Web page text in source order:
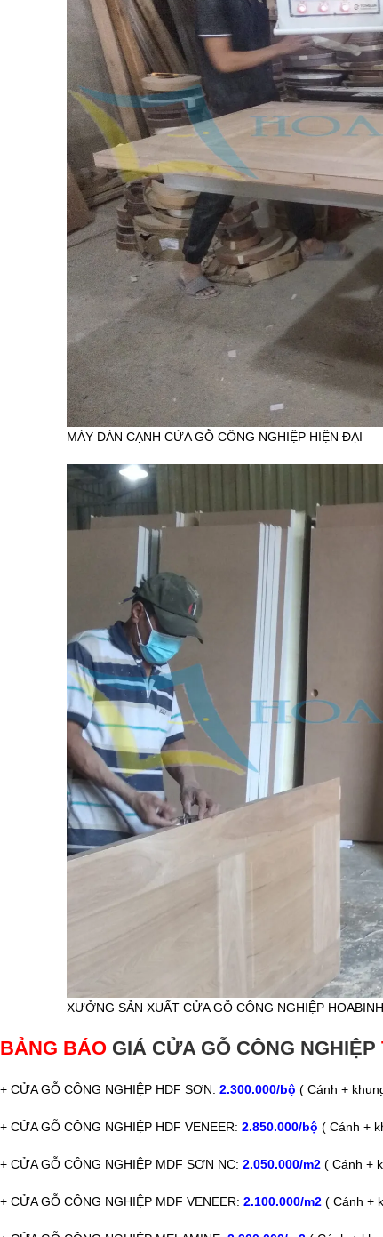
MÁY DÁN CẠNH CỬA GỖ CÔNG NGHIỆP HIỆN ĐẠI
XƯỞNG SẢN XUẤT CỬA GỖ CÔNG NGHIỆP
BẢNG BÁO GIÁ CỬA GỖ CÔNG NGHIỆP
+ CỬA GỖ CÔNG NGHIỆP HDF SƠN: 2.300.000/bộ ( Cánh +
+ CỬA GỖ CÔNG NGHIỆP HDF VENEER: 2.850.000/bộ ( Cánh +
+ CỬA GỖ CÔNG NGHIỆP MDF SƠN NC: 2.050.000/m2 ( Cánh +
+ CỬA GỖ CÔNG NGHIỆP MDF VENEER: 2.100.000/m2 ( Cánh +